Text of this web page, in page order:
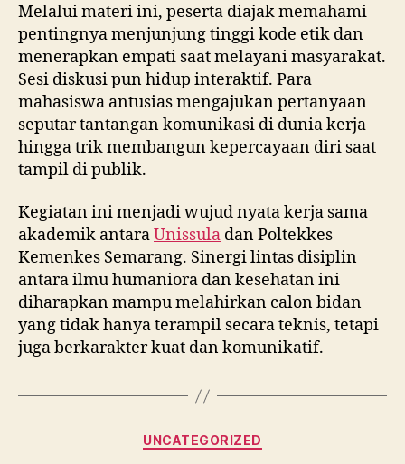
Melalui materi ini, peserta diajak memahami
pentingnya menjunjung tinggi kode etik dan
menerapkan empati saat melayani masyarakat.
Sesi diskusi pun hidup interaktif. Para
mahasiswa antusias mengajukan pertanyaan
seputar tantangan komunikasi di dunia kerja
hingga trik membangun kepercayaan diri saat
tampil di publik.
Kegiatan ini menjadi wujud nyata kerja sama
akademik antaraUnissula dan Poltekkes
Kemenkes Semarang. Sinergi lintas disiplin
antara ilmu humaniora dan kesehatan ini
diharapkan mampu melahirkan calon bidan
yang tidak hanya terampil secara teknis, tetapi
juga berkarakter kuat dan komunikatif.
Categories
UNCATEGORIZED